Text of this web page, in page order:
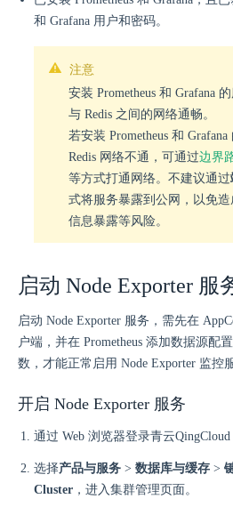
和 Grafana 用户和密码。
注意
安装 Prometheus 和 Grafana
与 Redis 之间的网络通畅。
若安装 Prometheus 和
Redis 网络不通，可通过边界
等方式打通网络。不建议通过
式将服务暴露到公网，以免造
信息暴露等风险。
启动 Node Exporter 服
启动 Node Exporter 服务，需先在
户端，并在 Prometheus 添加数据源配
数，才能正常启用 Node Exporter 监控
开启 Node Exporter 服务
通过 Web 浏览器登录青云QingCloud
选择产品与服务 > 数据库与缓存 >
Cluster ，进入集群管理页面。